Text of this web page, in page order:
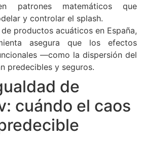
patrones matemáticos que
y controlar el splash.
productos acuáticos en España,
asegura que los efectos
—como la dispersión del
predecibles y seguros.
de
cuándo el caos